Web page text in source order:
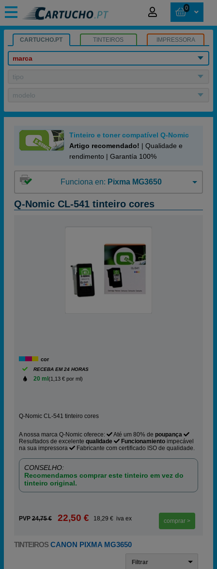
0
CARTUCHO.PT TINTEIROS IMPRESSORA
marca
tipo
modelo
Tinteiro e toner compatível Q-Nomic
Artigo recomendado! | Qualidade e
rendimento | Garantía 100%
Funciona en: Pixma MG3650
Q-Nomic CL-541 tinteiro cores
cor
RECEBA EM 24 HORAS
20 ml (1,13 € por ml)
Q-Nomic CL-541 tinteiro cores
A nossa marca Q-Nomic oferece: Até um 80% de poupança
Resultados de excelente qualidade Funcionamiento impecável
na sua impressora
Fabricante com certificado ISO de qualidade.
CONSELHO:
Recomendamos comprar este tinteiro em vez do
tinteiro original.
PVP 24,75 € 22,50 € 18,29 € iva ex comprar >
TINTEIROS CANON PIXMA MG3650
Filtrar